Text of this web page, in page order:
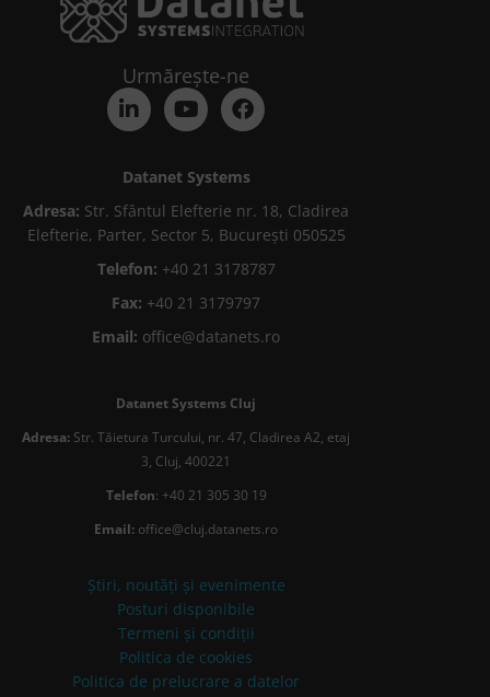
Urmărește-ne
Datanet Systems
Adresa: Str. Sfântul Elefterie nr. 18, Cladirea
Elefterie, Parter, Sector 5, București 050525
Telefon: +40 21 3178787
Fax: +40 21 3179797
Email: office@datanets.ro
Datanet Systems Cluj
Adresa: Str. Tăietura Turcului, nr. 47, Cladirea A2, etaj
3, Cluj, 400221
Telefon: +40 21 305 30 19
Email: office@cluj.datanets.ro
Știri, noutăți și evenimente
Posturi disponibile
Termeni și condiții
Politica de cookies
Politica de prelucrare a datelor